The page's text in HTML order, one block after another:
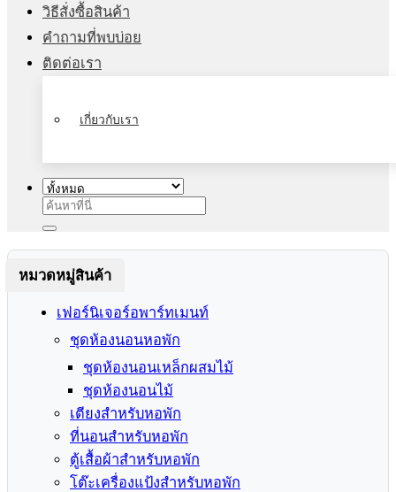
วิธีสั่งซื้อสินค้า
คำถามที่พบบ่อย
ติดต่อเรา
เกี่ยวกับเรา
ค้นหา:
หมวดหมู่สินค้า
เฟอร์นิเจอร์อพาร์ทเมนท์
ชุดห้องนอนหอพัก
ชุดห้องนอนเหล็กผสมไม้
ชุดห้องนอนไม้
เตียงสำหรับหอพัก
ที่นอนสำหรับหอพัก
ตู้เสื้อผ้าสำหรับหอพัก
โต๊ะเครื่องแป้งสำหรับหอพัก